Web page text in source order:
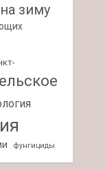
зиму
фунгициды